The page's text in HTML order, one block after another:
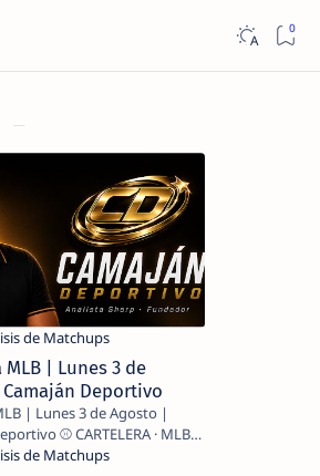
MLB | Lunes 3 de
Deportivo
| Lunes 3 de Agosto |
· MLB